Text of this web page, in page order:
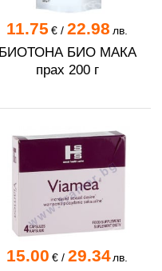
11.75 € / 22.98 лв.
БИОТОНА БИО МАКА
прах 200 г
15.00 €/ 29.34лв.